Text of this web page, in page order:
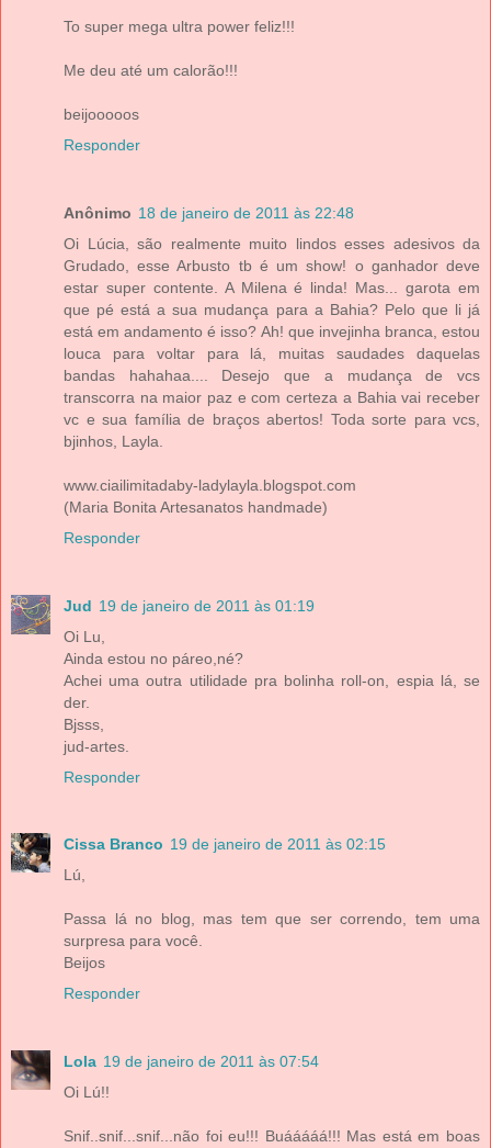
To super mega ultra power feliz!!!
Me deu até um calorão!!!
beijooooos
Responder
Anônimo 18 de janeiro de 2011 às 22:48
Oi Lúcia, são realmente muito lindos esses adesivos da
Grudado, esse Arbusto tb é um show! o ganhador deve
estar super contente. A Milena é linda! Mas... garota em
que pé está a sua mudança para a Bahia? Pelo que li já
está em andamento é isso? Ah! que invejinha branca, estou
louca para voltar para lá, muitas saudades daquelas
bandas hahahaa.... Desejo que a mudança de vcs
transcorra na maior paz e com certeza a Bahia vai receber
vc e sua família de braços abertos! Toda sorte para vcs,
bjinhos, Layla.
www.ciailimitadaby-ladylayla.blogspot.com
(Maria Bonita Artesanatos handmade)
Responder
Jud 19 de janeiro de 2011 às 01:19
Oi Lu,
Ainda estou no páreo,né?
Achei uma outra utilidade pra bolinha roll-on, espia lá, se
der.
Bjsss,
jud-artes.
Responder
Cissa Branco 19 de janeiro de 2011 às 02:15
Lú,
Passa lá no blog, mas tem que ser correndo, tem uma
surpresa para você.
Beijos
Responder
Lola 19 de janeiro de 2011 às 07:54
Oi Lú!!
Snif..snif...snif...não foi eu!!! Buááááá!!! Mas está em boas